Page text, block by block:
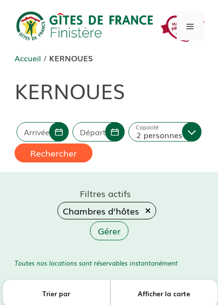
contenu
Menu
Accueil / KERNOUES
KERNOUES
Arrivée Départ 2 personnes
Capacité
Rechercher
Filtres actifs
Chambres d’hôtes
Gérer
Toutes nos locations sont réservables instantanément
Trier par Afficher la carte